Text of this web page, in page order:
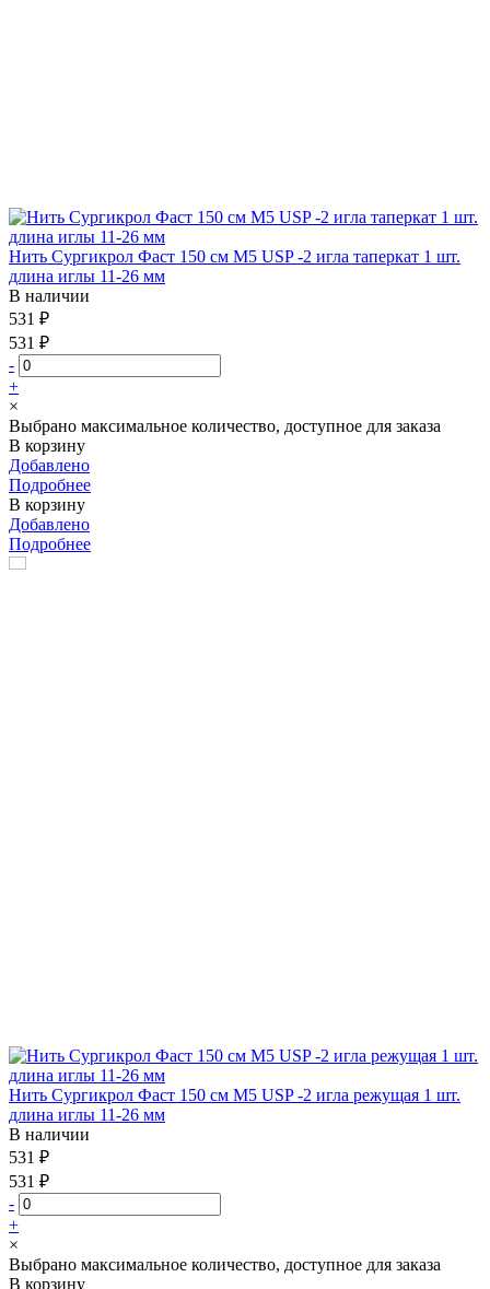
Нить Сургикрол Фаст 150 см М5 USP -2 игла таперкат 1 шт.
длина иглы 11-26 мм
В наличии
531 ₽
531 ₽
-
+
×
Выбрано максимальное количество, доступное для заказа
В корзину
Добавлено
Подробнее
В корзину
Добавлено
Подробнее
Нить Сургикрол Фаст 150 см М5 USP -2 игла режущая 1 шт.
длина иглы 11-26 мм
В наличии
531 ₽
531 ₽
-
+
×
Выбрано максимальное количество, доступное для заказа
В корзину